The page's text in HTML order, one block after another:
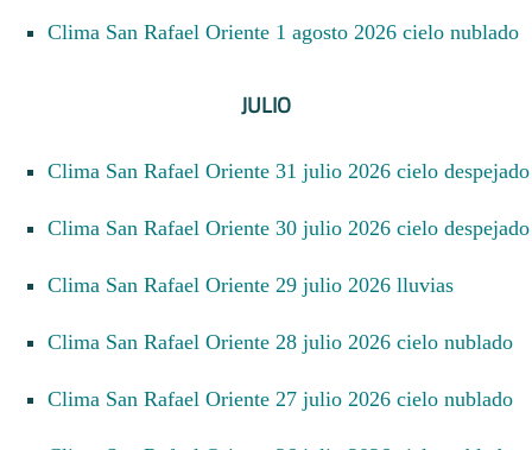
Clima San Rafael Oriente 1 agosto 2026 cielo nublado
JULIO
Clima San Rafael Oriente 31 julio 2026 cielo despejado
Clima San Rafael Oriente 30 julio 2026 cielo despejado
Clima San Rafael Oriente 29 julio 2026 lluvias
Clima San Rafael Oriente 28 julio 2026 cielo nublado
Clima San Rafael Oriente 27 julio 2026 cielo nublado